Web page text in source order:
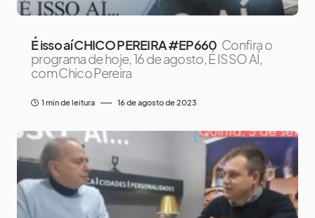
É isso aí CHICO PEREIRA #EP660 Confira o
programa de hoje, 16 de agosto, É ISSO AÍ,
com Chico Pereira
1 min de leitura 16 de agosto de 2023